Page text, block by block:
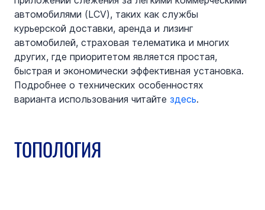
автомобилями (LCV), таких как службы
курьерской доставки, аренда и лизинг
автомобилей, страховая телематика и многих
других, где приоритетом является простая,
быстрая и экономически эффективная установка.
Подробнее о технических особенностях
варианта использования читайте здесь.
ТОПОЛОГИЯ